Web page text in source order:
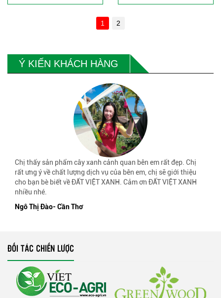
1 2
Ý KIẾN KHÁCH HÀNG
Chị thấy sản phẩm cây xanh cảnh quan bên em rất đẹp. Chị
rất ưng ý về chất lượng dịch vụ của bên em, chị sẽ giới thiệu
cho bạn bè biết về ĐẤT VIỆT XANH. Cảm ơn ĐẤT VIỆT XANH
nhiều nhé.
Ngô Thị Đào- Cần Thơ
ĐỐI TÁC CHIẾN LƯỢC